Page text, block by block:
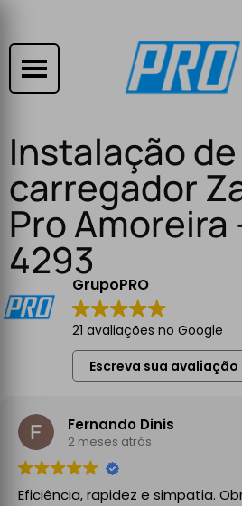
Instalação de
carregador
Pro Amoreira
4293
GrupoPRO
21 avaliações no Google
Escreva sua avaliação
Fernando Dinis
2 meses atrás
Eficiência, rapidez e simpatia.